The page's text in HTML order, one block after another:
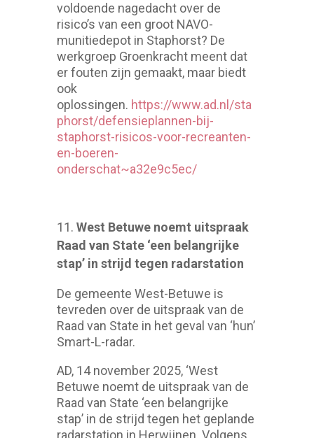
voldoende nagedacht over de
risico’s van een groot NAVO-
munitiedepot in Staphorst? De
werkgroep Groenkracht meent dat
er fouten zijn gemaakt, maar biedt
ook
oplossingen. https://www.ad.nl/sta
phorst/defensieplannen-bij-
staphorst-risicos-voor-recreanten-
en-boeren-
onderschat~a32e9c5ec/
West Betuwe noemt uitspraak
Raad van State ‘een belangrijke
stap’ in strijd tegen radarstation
De gemeente West-Betuwe is
tevreden over de uitspraak van de
Raad van State in het geval van ‘hun’
Smart-L-radar.
AD, 14 november 2025, ‘West
Betuwe noemt de uitspraak van de
Raad van State ‘een belangrijke
stap’ in de strijd tegen het geplande
radarstation in Herwijnen. Volgens